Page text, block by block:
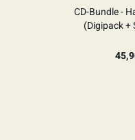
CD-Bundle -
(Digipack